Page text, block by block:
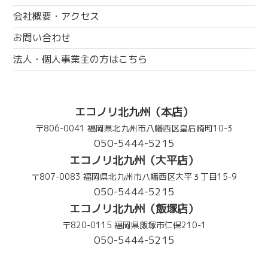
会社概要・アクセス
お問い合わせ
法人・個人事業主の方はこちら
エコノリ北九州（本店）
〒806-0041 福岡県北九州市八幡西区皇后崎町10-3
050-5444-5215
エコノリ北九州（大平店）
〒807-0083 福岡県北九州市八幡西区大平３丁目15-9
050-5444-5215
エコノリ北九州（飯塚店）
〒820-0115 福岡県飯塚市仁保210-1
050-5444-5215